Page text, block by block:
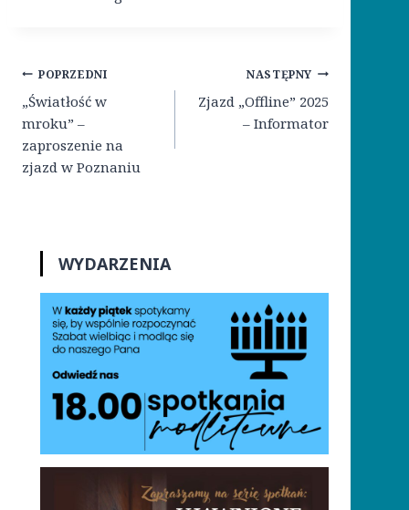
Nawigacja
wpisu
POPRZEDNI
„Światłość w
mroku” –
zaproszenie na
zjazd w Poznaniu
NASTĘPNY
Zjazd „Offline” 2025
– Informator
WYDARZENIA